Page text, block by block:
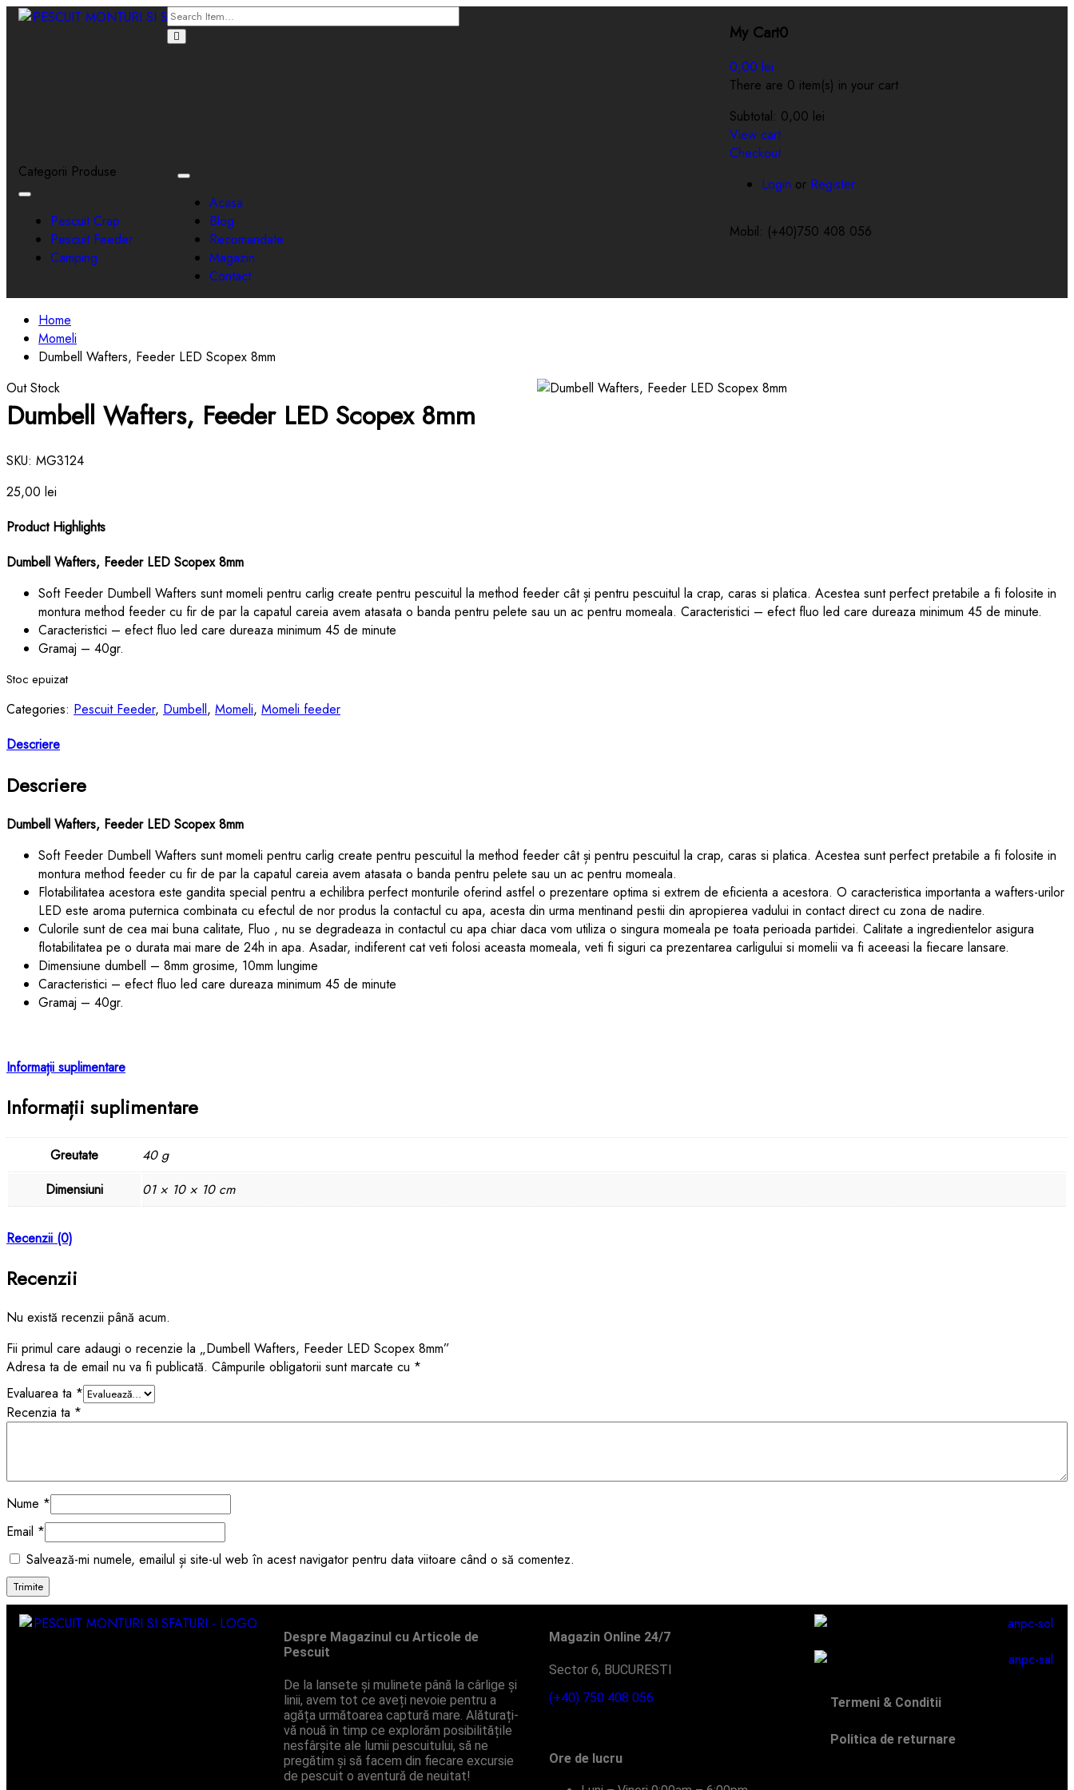
My Cart0
0,00 lei
There are 0 item(s) in your cart
Subtotal: 0,00 lei
View cart
Checkout
Categorii Produse
Toggle
navigationPescuit Crap
Pescuit Feeder
Camping
Toggle
navigation
Acasa
Blog
Recomandate
Magazin
Contact
Login or Register
Mobil: (+40)750 408 056
Home
Momeli
Dumbell Wafters, Feeder LED Scopex 8mm
Out Stock
Dumbell Wafters, Feeder LED Scopex 8mm
SKU: MG3124
25,00 lei
Product Highlights
Dumbell Wafters, Feeder LED Scopex 8mm
Soft Feeder Dumbell Wafters sunt momeli pentru carlig create pentru pescuitul la method feeder cât și pentru pescuitul la crap, caras si platica. Acestea sunt perfect pretabile a fi folosite in
montura method feeder cu fir de par la capatul careia avem atasata o banda pentru pelete sau un ac pentru momeala. Caracteristici – efect fluo led care dureaza minimum 45 de minute.
Caracteristici – efect fluo led care dureaza minimum 45 de minute
Gramaj – 40gr.
Stoc epuizat
Categories: Pescuit Feeder, Dumbell, Momeli, Momeli feeder
Descriere
Descriere
Dumbell Wafters, Feeder LED Scopex 8mm
Soft Feeder Dumbell Wafters sunt momeli pentru carlig create pentru pescuitul la method feeder cât și pentru pescuitul la crap, caras si platica. Acestea sunt perfect pretabile a fi folosite in
montura method feeder cu fir de par la capatul careia avem atasata o banda pentru pelete sau un ac pentru momeala.
Flotabilitatea acestora este gandita special pentru a echilibra perfect monturile oferind astfel o prezentare optima si extrem de eficienta a acestora. O caracteristica importanta a wafters-urilor
LED este aroma puternica combinata cu efectul de nor produs la contactul cu apa, acesta din urma mentinand pestii din apropierea vadului in contact direct cu zona de nadire.
Culorile sunt de cea mai buna calitate, Fluo , nu se degradeaza in contactul cu apa chiar daca vom utiliza o singura momeala pe toata perioada partidei. Calitate a ingredientelor asigura
flotabilitatea pe o durata mai mare de 24h in apa. Asadar, indiferent cat veti folosi aceasta momeala, veti fi siguri ca prezentarea carligului si momelii va fi aceeasi la fiecare lansare.
Dimensiune dumbell – 8mm grosime, 10mm lungime
Caracteristici – efect fluo led care dureaza minimum 45 de minute
Gramaj – 40gr.
Informații suplimentare
Informații suplimentare
Greutate
40 g
Dimensiuni
01 × 10 × 10 cm
Recenzii (0)
Recenzii
Nu există recenzii până acum.
Fii primul care adaugi o recenzie la „Dumbell Wafters, Feeder LED Scopex 8mm”
Adresa ta de email nu va fi publicată. Câmpurile obligatorii sunt marcate cu *
Evaluarea ta *
Recenzia ta *
Nume *
Email *
Salvează-mi numele, emailul și site-ul web în acest navigator pentru data viitoare când o să comentez.
Despre Magazinul cu Articole de
Pescuit
De la lansete și mulinete până la cârlige și
linii, avem tot ce aveți nevoie pentru a
agăța următoarea captură mare. Alăturați-
vă nouă în timp ce explorăm posibilitățile
nesfârșite ale lumii pescuitului, să ne
pregătim și să facem din fiecare excursie
de pescuit o aventură de neuitat!
Magazin Online 24/7
Sector 6, BUCURESTI
(+40) 750 408 056
Ore de lucru
Termeni & Conditii
Politica de returnare